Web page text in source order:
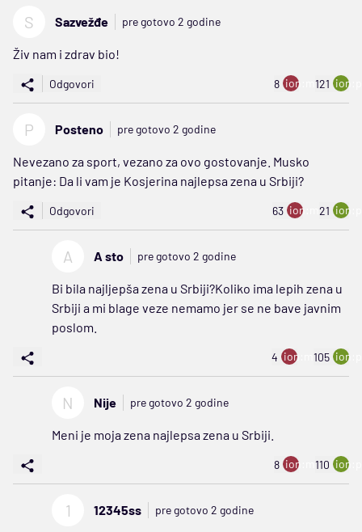
S Sazvežđe pre gotovo 2 godine
Živ nam i zdrav bio!
Odgovori 8 ion:minus
121
P Posteno pre gotovo 2 godine
Nevezano za sport, vezano za ovo gostovanje. Musko
pitanje: Da li vam je Kosjerina najlepsa zena u Srbiji?
Odgovori 63 ion:minus
21
A A sto pre gotovo 2 godine
Bi bila najljepša zena u Srbiji?Koliko ima lepih zena u
Srbiji a mi blage veze nemamo jer se ne bave javnim
poslom.
4 ion:minus
105
N Nije pre gotovo 2 godine
Meni je moja zena najlepsa zena u Srbiji.
8 ion:minus
110
1 12345ss pre gotovo 2 godine